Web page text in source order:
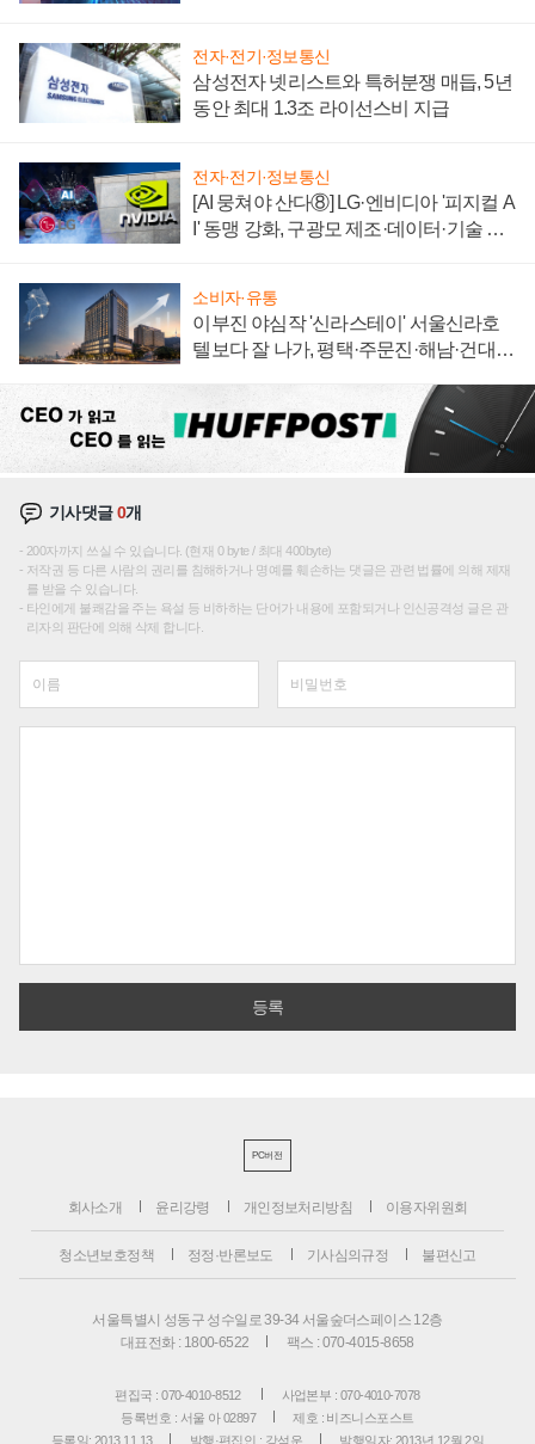
전자·전기·정보통신
삼성전자 넷리스트와 특허분쟁 매듭, 5년
동안 최대 1.3조 라이선스비 지급
전자·전기·정보통신
[AI 뭉쳐야 산다⑧] LG·엔비디아 '피지컬 A
I' 동맹 강화, 구광모 제조·데이터·기술 결
소비자·유통
이부진 야심작 '신라스테이' 서울신라호
텔보다 잘 나가, 평택·주문진·해남·건대로
기사댓글0개
200자까지 쓰실 수 있습니다. (현재 0 byte / 최대 400byte)
저작권 등 다른 사람의 권리를 침해하거나 명예를 훼손하는 댓글은 관련 법률에 의해 제재
를 받을 수 있습니다.
타인에게 불쾌감을 주는 욕설 등 비하하는 단어가 내용에 포함되거나 인신공격성 글은 관
리자의 판단에 의해 삭제 합니다.
PC버전
회사소개 윤리강령 개인정보처리방침 이용자위원회
청소년보호정책 정정·반론보도 기사심의규정 불편신고
서울특별시 성동구 성수일로 39-34 서울숲더스페이스 12층
대표전화 : 1800-6522
팩스 : 070-4015-8658
편집국 : 070-4010-8512
사업본부 : 070-4010-7078
등록번호 : 서울 아 02897
제호 : 비즈니스포스트
등록일: 2013.11.13
발행·편집인 : 강석운 발행일자: 2013년 12월 2일